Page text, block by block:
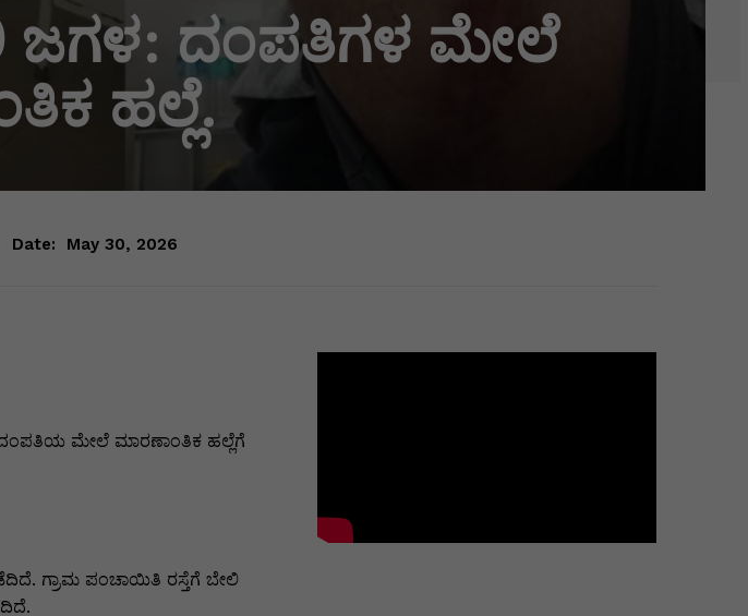
ಜಗಳ: ದಂಪತಿಗಳ ಮೇಲೆ
ಹಲ್ಲೆ.
Date: May 30, 2026
ದಂಪತಿಯ ಮೇಲೆ ಮಾರಣಾಂತಿಕ ಹಲ್ಲೆಗೆ
ಗ್ರಾಮ ಪಂಚಾಯಿತಿ ರಸ್ತೆಗೆ ಬೇಲಿ